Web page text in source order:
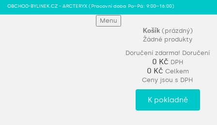
OBCHOD-BYLINEK.CZ - ARCTERYX (Pracovní doba Po–Pá: 9:00–16:00)
Menu
Košík (prázdný)
Žádné produkty
Doručení zdarma! Doručení
0 Kč DPH
0 Kč Celkem
Ceny jsou s DPH
K pokladně